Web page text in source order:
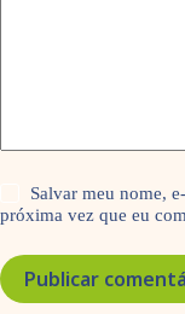
Salvar meu nome,
próxima vez que eu
Publicar